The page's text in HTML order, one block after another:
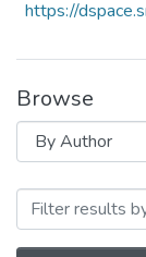
https://
Browse
Browsing